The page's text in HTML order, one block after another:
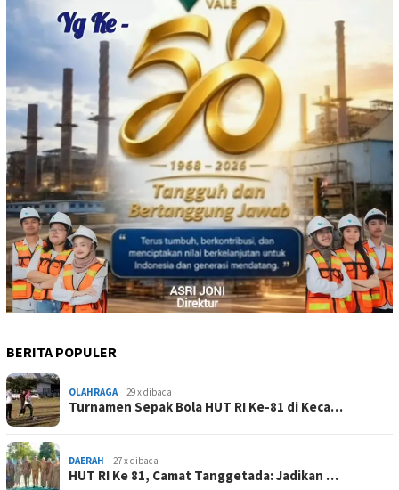
BERITA POPULER
OLAHRAGA 29 x dibaca
Turnamen Sepak Bola HUT RI Ke-81 di Keca…
DAERAH 27 x dibaca
HUT RI Ke 81, Camat Tanggetada: Jadikan …